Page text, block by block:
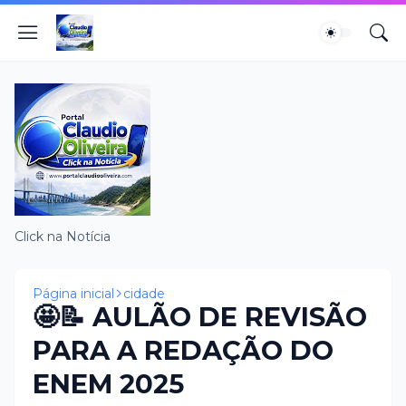
Click na Notícia
Página inicial cidade
🤩📝 AULÃO DE REVISÃO
PARA A REDAÇÃO DO
ENEM 2025